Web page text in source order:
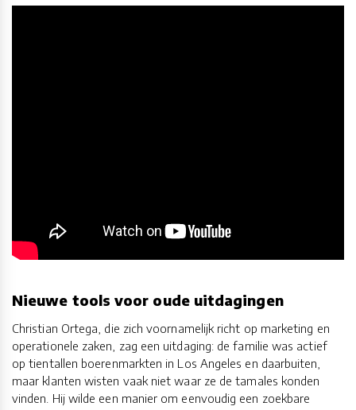
Nieuwe tools voor oude uitdagingen
Christian Ortega, die zich voornamelijk richt op marketing en
operationele zaken, zag een uitdaging: de familie was actief
op tientallen boerenmarkten in Los Angeles en daarbuiten,
maar klanten wisten vaak niet waar ze de tamales konden
vinden. Hij wilde een manier om eenvoudig een zoekbare